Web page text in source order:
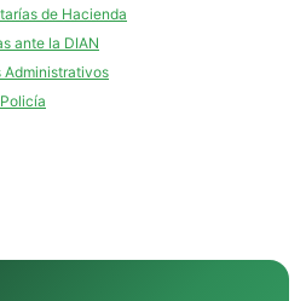
de Hacienda
ante la DIAN
Administrativos